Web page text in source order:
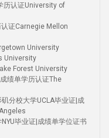
历认证University of
证Carnegie Mellon
University
University
Forest University
绩单学历认证The
分校大学UCLA毕业证|成
毕业证|成绩单学位证书